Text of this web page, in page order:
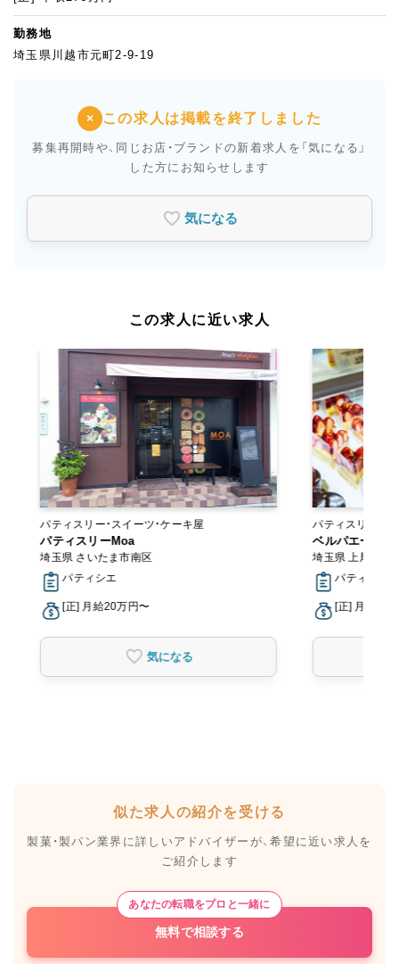
勤務地
埼玉県川越市元町2-9-19
× この求人は掲載を終了しました
募集再開時や、同じお店・ブランドの新着求人を 「気になる」
した方にお知らせします
気になる
この求人に近い求人
パティスリー・スイーツ・ケーキ屋
パティスリーMoa
埼玉県 さいたま市南区
パティシエ
[正] 月給20万円〜
気になる
パティスリー・スイーツ
トラン
ベルパエーゼ
埼玉県 上尾市
パティシエ
[正] 月給26
似た求人の紹介を受ける
製菓・製パン業界に詳しいアドバイザーが、希望に近い求人を
ご紹介します
あなたの転職をプロと一緒に
無料で相談する